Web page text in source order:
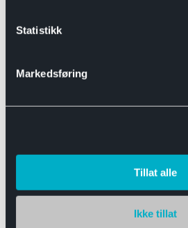
Statistikk
Markedsføring
Tillat alle
Ikke tillat
Båthengere